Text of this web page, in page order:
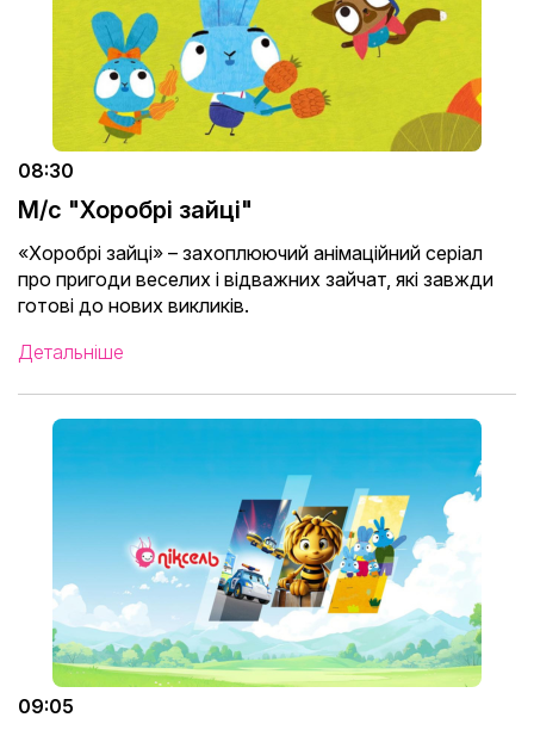
08:30
М/с "Хоробрі зайці"
«Хоробрі зайці» – захоплюючий анімаційний серіал
про пригоди веселих і відважних зайчат, які завжди
готові до нових викликів.
Детальніше
09:05